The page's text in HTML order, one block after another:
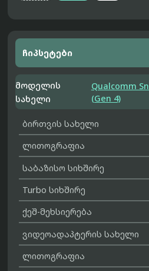
ჩიპსეტები
მოდელის
სახელი
Qualcomm
(Gen 4)
ბირთვის სახელი
ლითოგრაფია
საბაზისო სიხშირე
Turbo სიხშირე
ქეშ-მეხსიერება
ვიდეოადაპტერის სახელი
ლითოგრაფია